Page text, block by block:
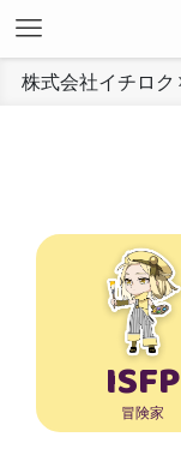
株式会社イチロク
ISFP
冒険家